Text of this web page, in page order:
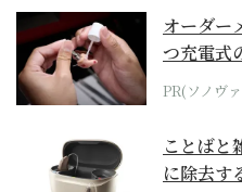
オーダー
つ充電式
PR(ソノヴ
ことばと
に除去す